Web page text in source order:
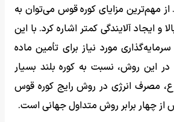
از مهم‌ترین مزایای کوره قوس می‌توان به
و ایجاد آلایندگی کمتر اشاره کرد. با این
مورد نیاز برای تأمین ماده
این روش، نسبت به کوره بلند بسیار
مصرف انرژی در روش رایج کوره قوس
از چهار برابر روش متداول جهانی است.